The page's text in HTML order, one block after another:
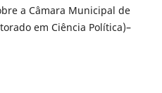
a Câmara Municipal de
em Ciência Política)–